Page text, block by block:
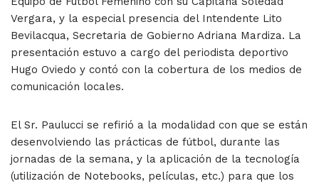
Vergara, y la especial presencia del Intendente Lito
Bevilacqua, Secretaria de Gobierno Adriana Mardiza. La
presentación estuvo a cargo del periodista deportivo
Hugo Oviedo y contó con la cobertura de los medios de
comunicación locales.
El Sr. Paulucci se refirió a la modalidad con que se están
desenvolviendo las prácticas de fútbol, durante las
jornadas de la semana, y la aplicación de la tecnología
(utilización de Notebooks, películas, etc.) para que los